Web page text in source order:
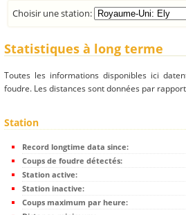
Choisir une station:
Statistiques à long terme
Toutes les informations disponibles ici
foudre. Les distances sont données par
Station
Record longtime data since:
Coups de foudre détectés:
Station active:
Station inactive:
Coups maximum par heure: